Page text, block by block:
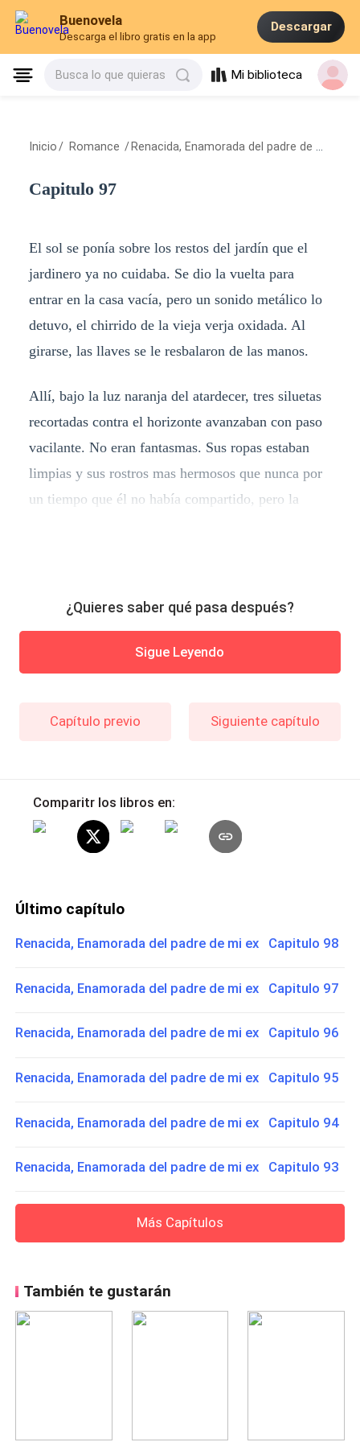
Buenovela
Descarga el libro gratis en la app
Descargar
Busca lo que quieras Mi biblioteca
Inicio / Romance / Renacida, Enamorada del padre de mi ex
Capitulo 97
El sol se ponía sobre los restos del jardín que el
jardinero ya no cuidaba. Se dio la vuelta para
entrar en la casa vacía, pero un sonido metálico lo
detuvo, el chirrido de la vieja verja oxidada. Al
girarse, las llaves se le resbalaron de las manos.
Allí, bajo la luz naranja del atardecer, tres siluetas
recortadas contra el horizonte avanzaban con paso
vacilante. No eran fantasmas. Sus ropas estaban
limpias y sus rostros mas hermosos que nunca por
un tiempo que él no había compartido, pero la
¿Quieres saber qué pasa después?
Sigue Leyendo
Capítulo previo Siguiente capítulo
Comparitr los libros en:
Último capítulo
Renacida, Enamorada del padre de mi ex Capitulo 98
Renacida, Enamorada del padre de mi ex Capitulo 97
Renacida, Enamorada del padre de mi ex Capitulo 96
Renacida, Enamorada del padre de mi ex Capitulo 95
Renacida, Enamorada del padre de mi ex Capitulo 94
Renacida, Enamorada del padre de mi ex Capitulo 93
Más Capítulos
También te gustarán